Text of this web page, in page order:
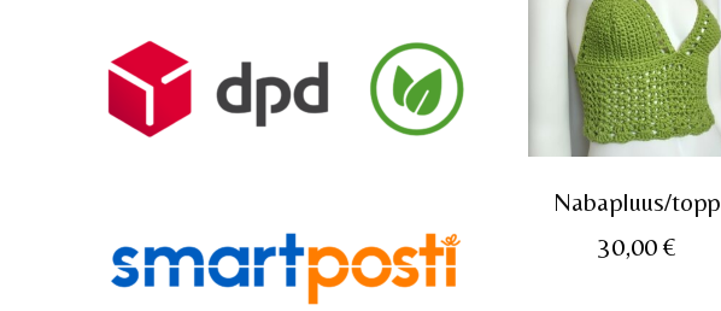
Nabapluus/topp
30,00 €